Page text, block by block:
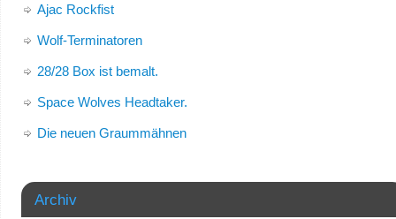
Ajac Rockfist
Wolf-Terminatoren
28/28 Box ist bemalt.
Space Wolves Headtaker.
Die neuen Graummähnen
Archiv